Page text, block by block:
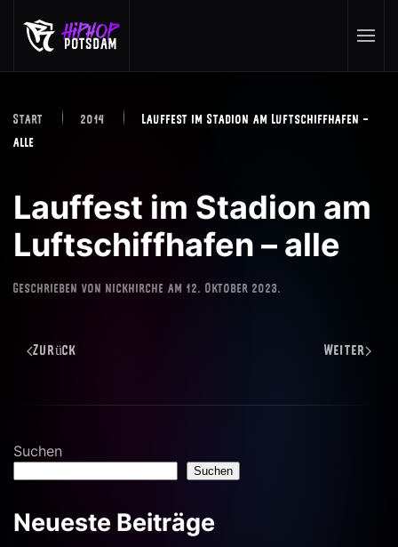
Skip to main content
Start 2014
Lauffest im Stadion am Luftschiffhafen –
alle
Lauffest im Stadion am
Luftschiffhafen – alle
Geschrieben von nickhirche am 12. Oktober 2023.
Zurück Weiter
Suchen
Suchen
Neueste Beiträge